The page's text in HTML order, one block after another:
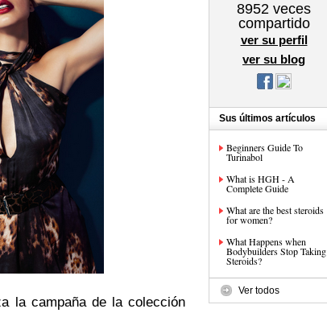
la campaña de lacolección
8952 veces
compartido
ver su perfil
ver su blog
Sus últimos artículos
Beginners Guide To
Turinabol
What is HGH - A
Complete Guide
What are the best steroids
for women?
What Happens when
Bodybuilders Stop Taking
Steroids?
Ver todos